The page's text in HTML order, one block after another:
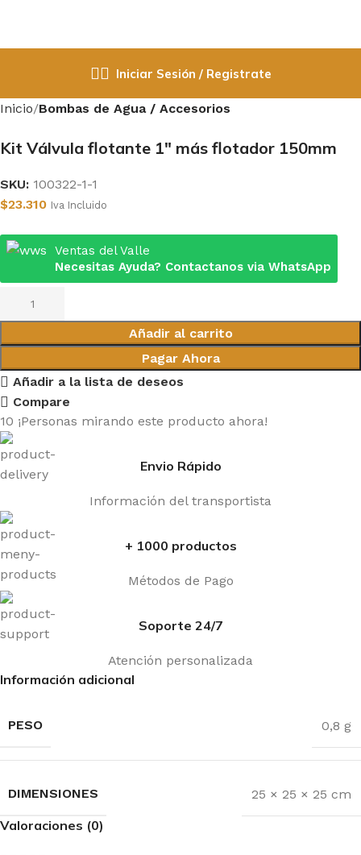
Iniciar Sesión / Registrate
Inicio Bombas de Agua / Accesorios
Kit Válvula flotante 1″ más flotador 150mm
SKU: 100322-1-1
$23.310 Iva Incluido
Ventas del Valle
Necesitas Ayuda? Contactanos via WhatsApp
Añadir al carrito
Pagar Ahora
Añadir a la lista de deseos
Compare
10 ¡Personas mirando este producto ahora!
Envio Rápido
Información del transportista
+ 1000 productos
Métodos de Pago
Soporte 24/7
Atención personalizada
Información adicional
PESO 0,8 g
DIMENSIONES 25 × 25 × 25 cm
Valoraciones (0)